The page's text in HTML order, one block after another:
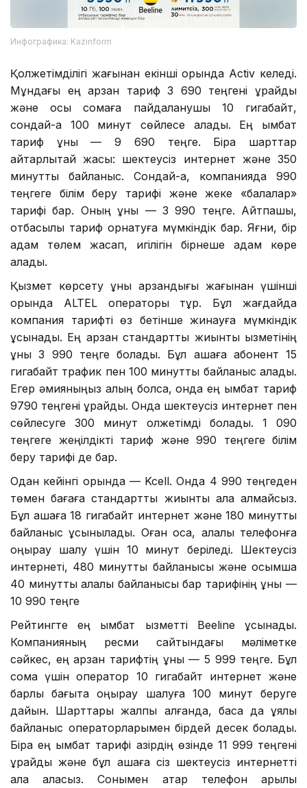
Инфографика: Kazinform
Қолжетімділігі жағынан екінші орында Activ келеді.
Мұндағы ең арзан тариф 3 690 теңгені құрайды
және осы сомаға пайдаланушы 10 гигабайт,
сондай-ақ 100 минут сөйлесе алады. Ең қымбат
тариф құны — 9 690 теңге. Бірақ шарттар
айтарлықтай жақсы: шектеусіз интернет және 350
минуттық байланыс. Сондай-ақ, компанияда 990
теңгеге білім беру тарифі және жеке «балалар»
тарифі бар. Оның құны — 3 990 теңге. Айтпақшы,
отбасылық тариф орнатуға мүмкіндік бар. Яғни, бір
адам төлем жасап, игілігін бірнеше адам көре
алады.
Қызмет көрсету құны арзандығы жағынан үшінші
орында ALTEL операторы тұр. Бұл жағдайда
компания тарифті өз бетінше жинауға мүмкіндік
ұсынады. Ең арзан стандартты жиынтық қызметінің
құны 3 990 теңге болады. Бұл ақшаға абонент 15
гигабайт трафик пен 100 минуттық байланыс алады.
Егер әмияныңыз қалың болса, онда ең қымбат тариф
9790 теңгені құрайды. Онда шектеусіз интернет пен
сөйлесуге 300 минут қолжетімді болады. 1 090
теңгеге жеңілдікті тариф және 990 теңгеге білім
беру тарифі де бар.
Одан кейінгі орында — Kcell. Онда 4 990 теңгеден
төмен бағаға стандартты жиынтық ала алмайсыз.
Бұл ақшаға 18 гигабайт интернет және 180 минуттық
байланыс ұсынылады. Оған қоса, қалалық телефонға
қоңырау шалу үшін 10 минут беріледі. Шектеусіз
интернеті, 480 минуттық байланысы және қосымша
40 минуттық қалалық байланысы бар тарифінің құны —
10 990 теңге
Рейтингте ең қымбат қызметті Beeline ұсынады.
Компанияның ресми сайтындағы мәліметке
сәйкес, ең арзан тарифтің құны — 5 999 теңге. Бұл
сома үшін оператор 10 гигабайт интернет және
барлық бағытқа қоңырау шалуға 100 минут беруге
дайын. Шарттары жалпы алғанда, басқа да ұялы
байланыс операторларымен бірдей десек болады.
Бірақ ең қымбат тарифі қазірдің өзінде 11 999 теңгені
құрайды және бұл ақшаға сіз шектеусіз интернетті
ала аласыз. Сонымен қатар телефон арқылы